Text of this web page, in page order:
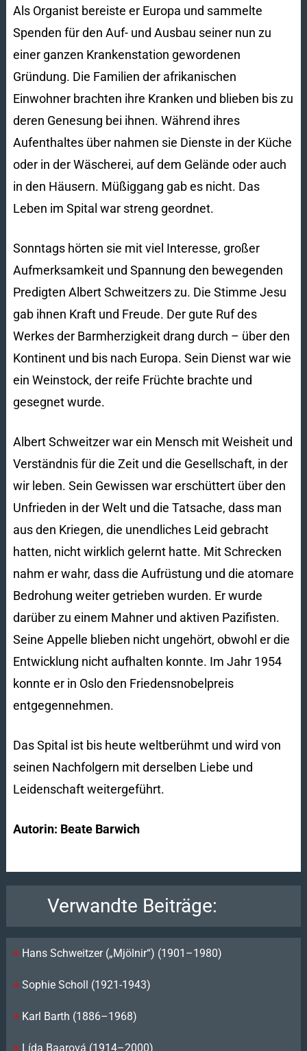
Als Organist bereiste er Europa und sammelte
Spenden für den Auf- und Ausbau seiner nun zu
einer ganzen Krankenstation gewordenen
Gründung. Die Familien der afrikanischen
Einwohner brachten ihre Kranken und blieben bis zu
deren Genesung bei ihnen. Während ihres
Aufenthaltes über nahmen sie Dienste in der Küche
oder in der Wäscherei, auf dem Gelände oder auch
in den Häusern. Müßiggang gab es nicht. Das
Leben im Spital war streng geordnet.
Sonntags hörten sie mit viel Interesse, großer
Aufmerksamkeit und Spannung den bewegenden
Predigten Albert Schweitzers zu. Die Stimme Jesu
gab ihnen Kraft und Freude. Der gute Ruf des
Werkes der Barmherzigkeit drang durch – über den
Kontinent und bis nach Europa. Sein Dienst war wie
ein Weinstock, der reife Früchte brachte und
gesegnet wurde.
Albert Schweitzer war ein Mensch mit Weisheit und
Verständnis für die Zeit und die Gesellschaft, in der
wir leben. Sein Gewissen war erschüttert über den
Unfrieden in der Welt und die Tatsache, dass man
aus den Kriegen, die unendliches Leid gebracht
hatten, nicht wirklich gelernt hatte. Mit Schrecken
nahm er wahr, dass die Aufrüstung und die atomare
Bedrohung weiter getrieben wurden. Er wurde
darüber zu einem Mahner und aktiven Pazifisten.
Seine Appelle blieben nicht ungehört, obwohl er die
Entwicklung nicht aufhalten konnte. Im Jahr 1954
konnte er in Oslo den Friedensnobelpreis
entgegennehmen.
Das Spital ist bis heute weltberühmt und wird von
seinen Nachfolgern mit derselben Liebe und
Leidenschaft weitergeführt.
Autorin: Beate Barwich
Verwandte Beiträge:
Hans Schweitzer („Mjölnir“) (1901–1980)
Sophie Scholl (1921-1943)
Karl Barth (1886–1968)
Lída Baarová (1914–2000)